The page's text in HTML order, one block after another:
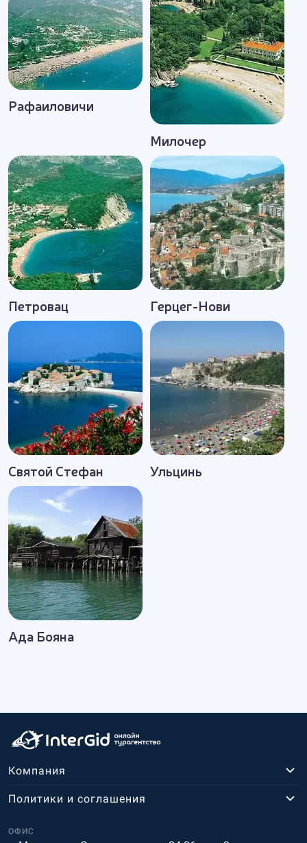
Рафаиловичи
Милочер
Петровац Герцег-Нови
Святой Стефан Ульцинь
Ада Бояна
Компания
ОФИС
Политики и соглашения